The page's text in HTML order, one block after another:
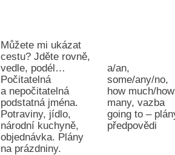
Můžete mi ukázat
cestu? Jděte rovně,
vedle, podél…
Počitatelná
a nepočitatelná
podstatná jména.
Potraviny, jídlo,
národní kuchyně,
objednávka. Plány
na prázdniny.
a/an,
some/any/no,
how much/how
many, vazba
going to –
předpovědi